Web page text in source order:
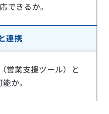
できるか。
連携
営業支援ツール）と
か。